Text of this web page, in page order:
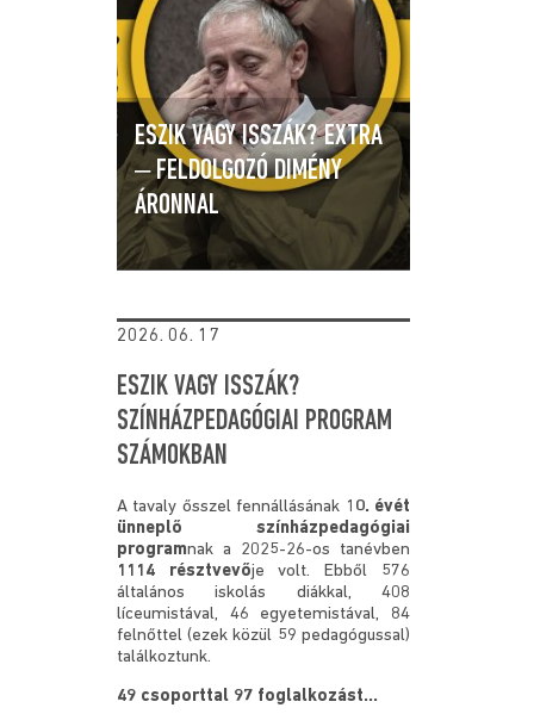
ESZIK VAGY ISSZÁK? EXTRA
‒ FELDOLGOZÓ DIMÉNY
ÁRONNAL
2026. 06. 17
ESZIK VAGY ISSZÁK?
SZÍNHÁZPEDAGÓGIAI PROGRAM
SZÁMOKBAN
A tavaly ősszel fennállásának 1 0. évét
ünneplő színházpedagógiai
programnak a 2025-26-os tanévben
1114 résztvevője volt. Ebből 576
általános iskolás diákkal, 408
líceumistával, 46 egyetemistával, 84
felnőttel (ezek közül 59 pedagógussal)
találkoztunk.
49 csoporttal 97 foglalkozást...